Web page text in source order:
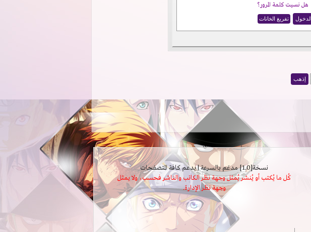
هل نسيت كلمة المرور؟
نسخة[1.0] مدعَم بالسرعة | يدعم كافة المتصفحات
كُل ما يُكتب أو يُنشر يُمثل وجهة نظر الكاتب والناشر فحسب، ولا يمثل
وجهة نظر الإدارة.